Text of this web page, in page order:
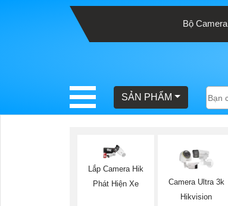
Bộ Camera
SẢN PHẨM
Lắp Camera Hik
Phát Hiện Xe
Camera Ultra 3k
Hikvision